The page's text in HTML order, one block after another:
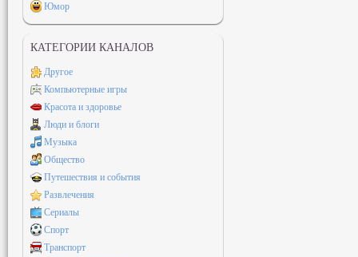
Юмор
КАТЕГОРИИ КАНАЛОВ
Другое
Компьютерные игры
Красота и здоровье
Люди и блоги
Музыка
Общество
Путешествия и события
Развлечения
Сериалы
Спорт
Транспорт